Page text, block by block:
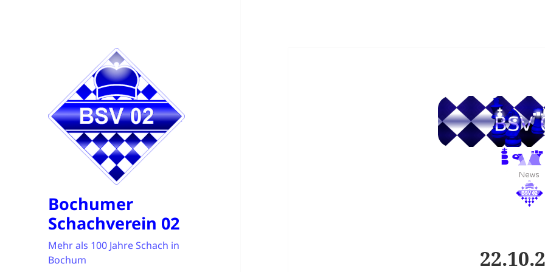
Bochumer
Schachverein 02
Mehr als 100 Jahre Schach in
Bochum